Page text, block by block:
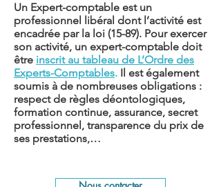
Un Expert-comptable est un
professionnel libéral dont l’activité est
encadrée par la loi (15-89). Pour exercer
son activité, un expert-comptable doit
être inscrit au tableau de L’Ordre des
Experts-Comptables. Il est également
soumis à de nombreuses obligations :
respect de règles déontologiques,
formation continue, assurance, secret
professionnel, transparence du prix de
ses prestations,…